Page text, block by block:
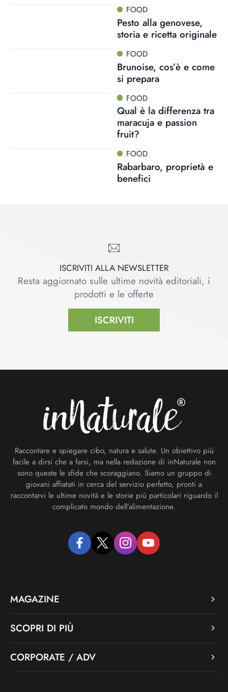
FOOD
Pesto alla genovese,
storia e ricetta originale
FOOD
Brunoise, cos’è e come
si prepara
FOOD
Qual è la differenza tra
maracuja e passion
fruit?
FOOD
Rabarbaro, proprietà e
benefici
ISCRIVITI ALLA NEWSLETTER
Resta aggiornato sulle ultime novità editoriali, i
prodotti e le offerte
ISCRIVITI
Raccontare e spiegare cibo, natura e salute. Un obiettivo più
facile a dirsi che a farsi, ma nella redazione di inNaturale non
sono queste le sfide che scoraggiano. Siamo un gruppo di
giovani affiatati in cerca del servizio perfetto, pronti a
raccontarvi le ultime novità e le storie più particolari riguardo il
complicato mondo dell’alimentazione.
facebooktwitter instagramyoutube
MAGAZINE
SCOPRI DI PIÙ
CORPORATE / ADV